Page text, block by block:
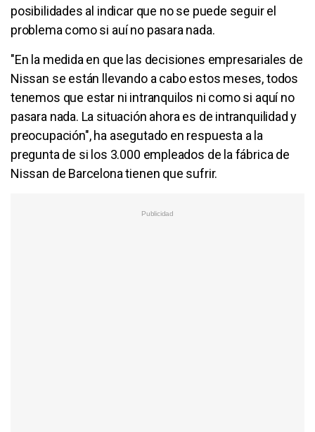
posibilidades al indicar que no se puede seguir el
problema como si auí no pasara nada.
"En la medida en que las decisiones empresariales de
Nissan se están llevando a cabo estos meses, todos
tenemos que estar ni intranquilos ni como si aquí no
pasara nada. La situación ahora es de intranquilidad y
preocupación", ha asegutado en respuesta a la
pregunta de si los 3.000 empleados de la fábrica de
Nissan de Barcelona tienen que sufrir.